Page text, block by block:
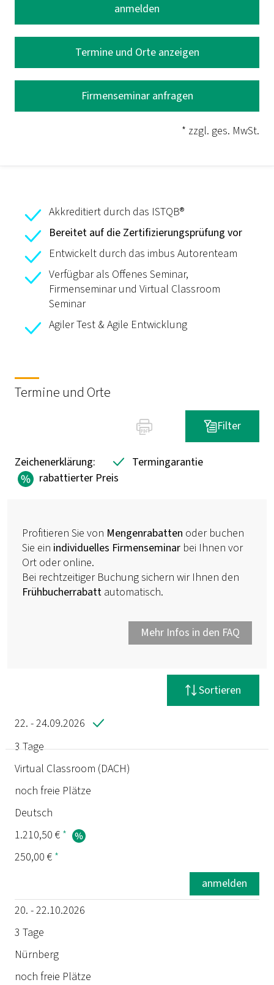
anmelden
Termine und Orte anzeigen
Firmenseminar anfragen
* zzgl. ges. MwSt.
Akkreditiert durch das ISTQB®
Bereitet auf die Zertifizierungsprüfung vor
Entwickelt durch das imbus Autorenteam
Verfügbar als Offenes Seminar,
Firmenseminar und Virtual Classroom
Seminar
Agiler Test & Agile Entwicklung
Termine und Orte
Filter
Filter zurücksetzen
Zeichenerklärung:
Termingarantie
rabattierter Preis
Profitieren Sie von Mengenrabatten oder buchen
Sie ein individuelles Firmenseminar bei Ihnen vor
Ort oder online.
Bei rechtzeitiger Buchung sichern wir Ihnen den
Frühbucherrabatt automatisch.
Mehr Infos in den FAQ
Sortieren
Termin
Dauer
Ort
Status
Sprache
Preis
22. - 24.09.2026
3 Tage
Virtual Classroom (DACH)
noch freie Plätze
Deutsch
1.210,50 € *
250,00 € *
anmelden
20. - 22.10.2026
3 Tage
Nürnberg
noch freie Plätze